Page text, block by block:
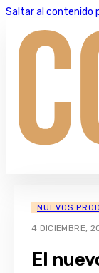
Saltar al contenido
NUEVOS
4 DICIEMBRE,
El